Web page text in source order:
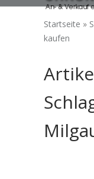
Startseite »
kaufen